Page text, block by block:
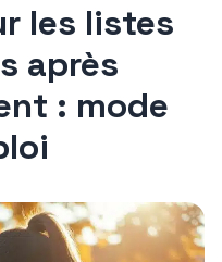
les listes
après
: mode